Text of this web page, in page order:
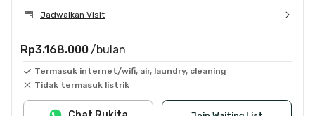
Jadwalkan Visit
Rp3.168.000 /bulan
Termasuk internet/wifi, air, laundry, cleaning
Tidak termasuk listrik